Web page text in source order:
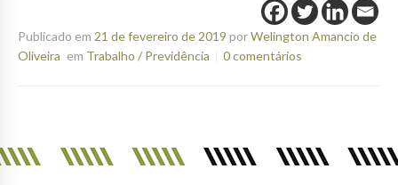
Publicado em 21 de fevereiro de 2019 porWelington Amancio de
Oliveira em Trabalho / Previdência 0 comentários